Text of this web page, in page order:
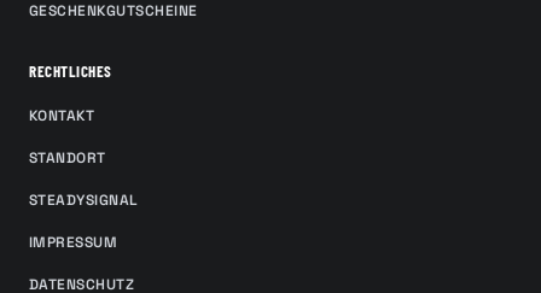
GESCHENKGUTSCHEINE
RECHTLICHES
KONTAKT
STANDORT
STEADYSIGNAL
IMPRESSUM
DATENSCHUTZ